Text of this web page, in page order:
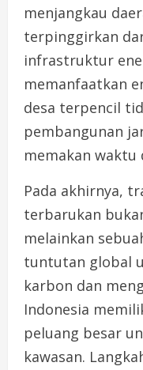
menjangkau
terpinggirkan
infrastruktur
memanfaatkan
desa terpencil
pembangunan
memakan waktu
Pada akhirnya,
terbarukan
melainkan
tuntutan global
karbon dan
Indonesia
peluang besar
kawasan.